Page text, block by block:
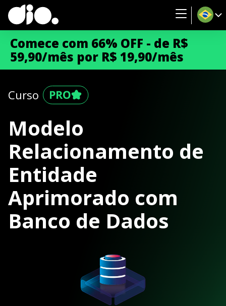
Comece com 66% OFF - de R$
59,90/mês por R$ 19,90/mês
Curso
Modelo
Relacionamento de
Entidade
Aprimorado com
Banco de Dados